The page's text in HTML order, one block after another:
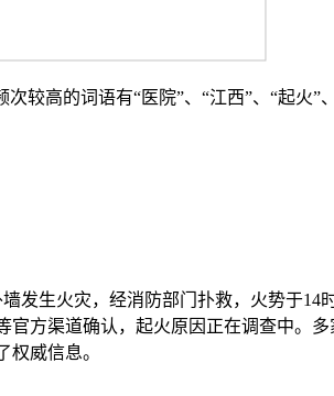
较高的词语有“医院”、“江西”、“起火”
发生火灾，经消防部门扑救，火势于14
方渠道确认，起火原因正在调查中。多
权威信息。